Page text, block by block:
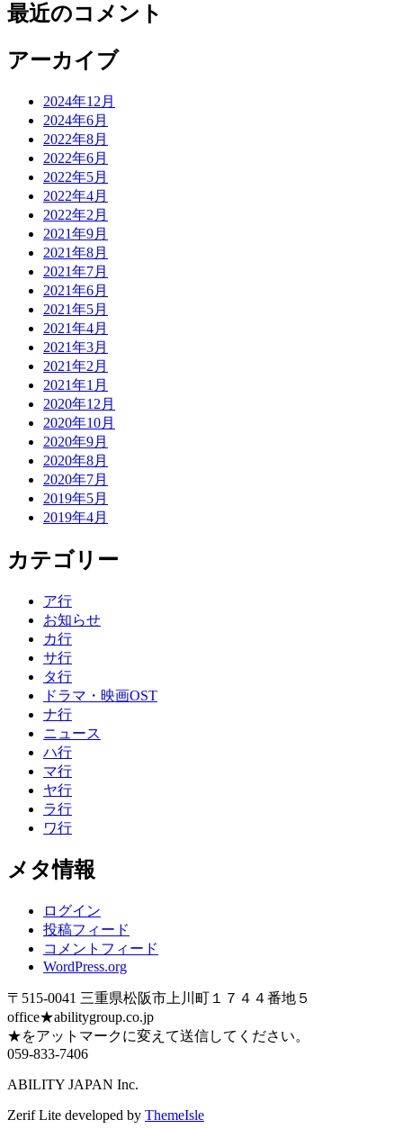
最近のコメント
アーカイブ
2024年12月
2024年6月
2022年8月
2022年6月
2022年5月
2022年4月
2022年2月
2021年9月
2021年8月
2021年7月
2021年6月
2021年5月
2021年4月
2021年3月
2021年2月
2021年1月
2020年12月
2020年10月
2020年9月
2020年8月
2020年7月
2019年5月
2019年4月
カテゴリー
ア行
お知らせ
カ行
サ行
タ行
ドラマ・映画OST
ナ行
ニュース
ハ行
マ行
ヤ行
ラ行
ワ行
メタ情報
ログイン
投稿フィード
コメントフィード
WordPress.org
〒515-0041 三重県松阪市上川町１７４４番地５
office★abilitygroup.co.jp
★をアットマークに変えて送信してください。
059-833-7406
ABILITY JAPAN Inc.
Zerif Lite developed by ThemeIsle